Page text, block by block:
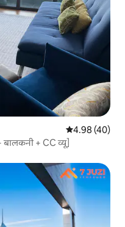
औसत रेटिंग 5 में
4.98 (40)
+ CC व्यू]